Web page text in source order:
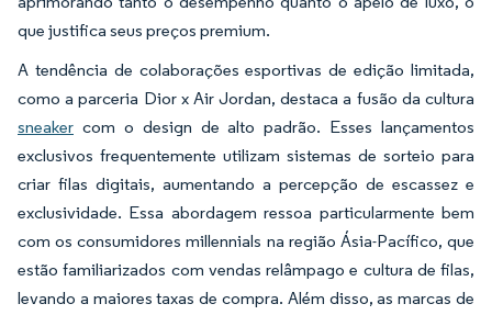
que justifica seus preços premium.
A tendência de colaborações esportivas de edição limitada,
como a parceria Dior x Air Jordan, destaca a fusão da cultura
sneaker com o design de alto padrão. Esses lançamentos
exclusivos frequentemente utilizam sistemas de sorteio para
criar filas digitais, aumentando a percepção de escassez e
exclusividade. Essa abordagem ressoa particularmente bem
com os consumidores millennials na região Ásia-Pacífico, que
estão familiarizados com vendas relâmpago e cultura de filas,
levando a maiores taxas de compra. Além disso, as marcas de